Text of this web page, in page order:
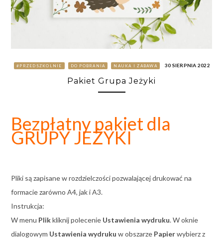
#PRZEDSZKOLNIE DO POBRANIA NAUKA I ZABAWA 30 SIERPNIA 2022
Pakiet Grupa Jeżyki
Bezpłatny pakiet dla
GRUPY JEŻYKI
Pliki są zapisane w rozdzielczości pozwalającej drukować na
formacie zarówno A4, jak i A3.
Instrukcja:
W menu Plikkliknij polecenie Ustawienia wydruku. W oknie
dialogowym Ustawienia wydruku w obszarze Papierwybierz z